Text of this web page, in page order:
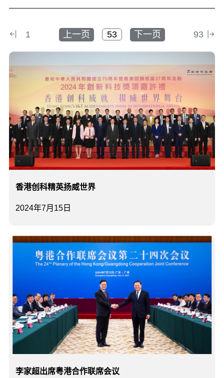
1 上一页 下一页 93
2024年7月15日
香港创科精英扬威世界
李家超出席粤港合作联席会议